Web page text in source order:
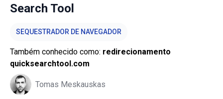
Search Tool
SEQUESTRADOR DE NAVEGADOR
Também conhecido como: redirecionamento
quicksearchtool.com
Tomas Meskauskas